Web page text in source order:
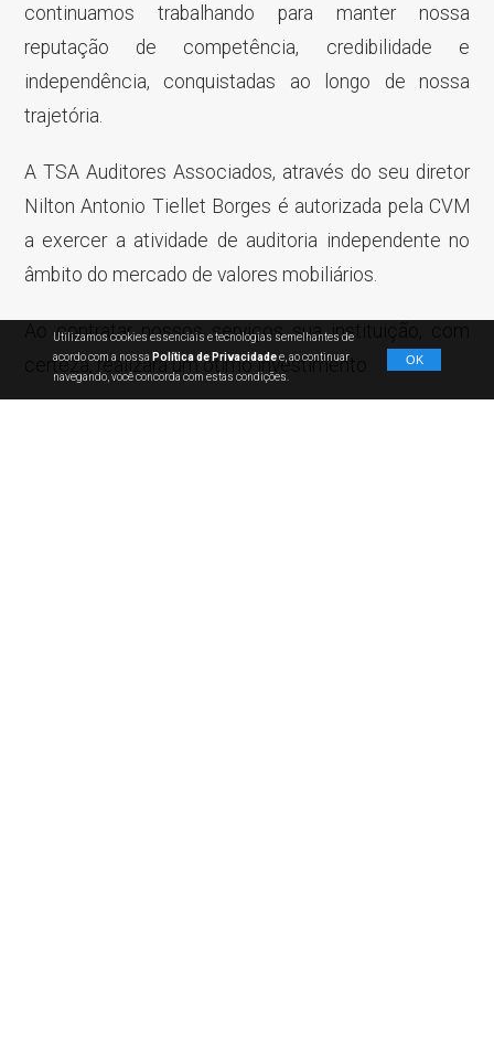
continuamos trabalhando para manter nossa
reputação de competência, credibilidade e
independência, conquistadas ao longo de nossa
trajetória.
A TSA Auditores Associados, através do seu diretor
Nilton Antonio Tiellet Borges é autorizada pela CVM
a exercer a atividade de auditoria independente no
âmbito do mercado de valores mobiliários.
Ao contratar nossos serviços sua instituição, com
certeza, realizará um ótimo investimento.
Utilizamos cookies essenciais e tecnologias semelhantes de
acordo com a nossa Política de Privacidadee, ao continuar
navegando, você concorda com estas condições.
OK